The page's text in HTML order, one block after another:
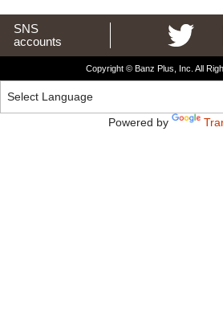
SNS
accounts
Copyright © Banz Plus, Inc. All
Powered by